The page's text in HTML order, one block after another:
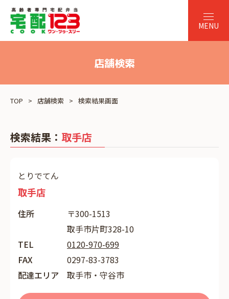
店舗検索
TOP 店舗検索 検索結果画面
検索結果： 取手店
とりでてん
取手店
住所
〒300-1513
取手市片町328-10
TEL
0120-970-699
FAX
0297-83-3783
配達エリア
取手市・守谷市